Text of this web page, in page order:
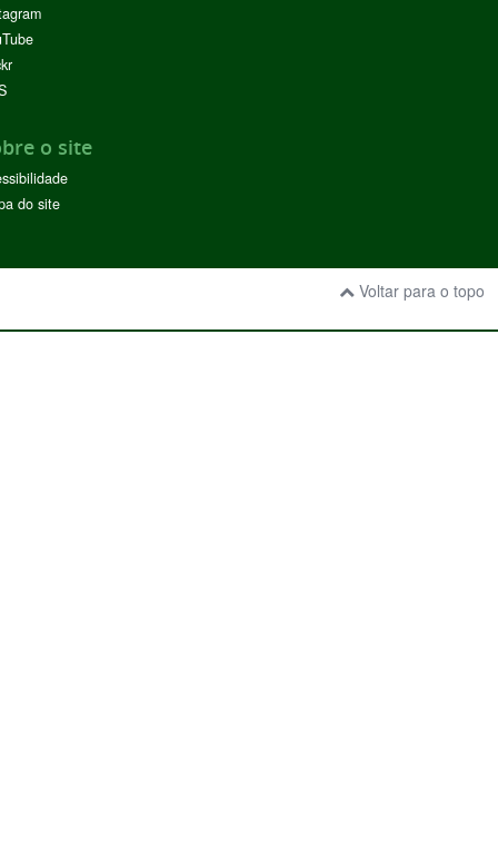
o site
do site
Voltar para o topo